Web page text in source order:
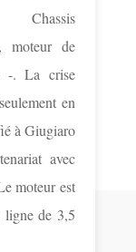
Chassis
moteur de
-. La crise
en
à Giugiaro
avec
moteur est
ligne de 3,5